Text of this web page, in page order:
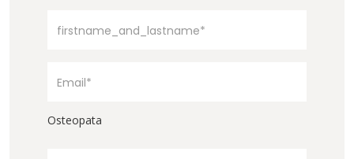
Osteopata